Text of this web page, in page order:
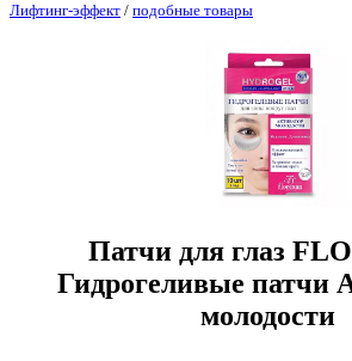
Лифтинг-эффект / подобные товары
Патчи для глаз
Гидрогеливые патчи
молодости